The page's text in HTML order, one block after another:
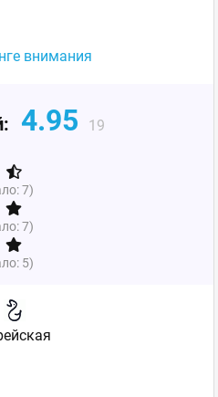
внимания
4.95 19
7)
7)
5)